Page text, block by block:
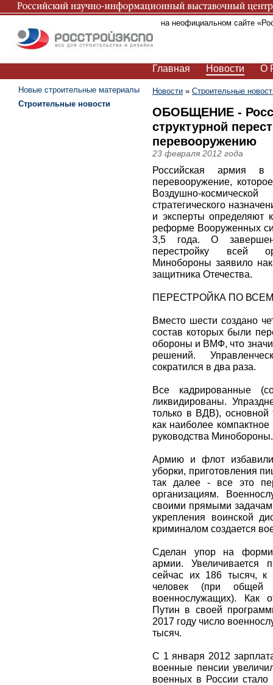
Вы находитесь на неофициальном сайте
Главная Новости О
Новости » Строительные
ОБОБЩЕНИЕ -
структурной
перевооружению
23 февраля 2012 года
Российская армия в
перевооружение,
Воздушно-
стратегического
и эксперты определяют
реформе Вооруженных
3,5 года. О
перестройку всей
Минобороны заявило
защитника Отечества.
ПЕРЕСТРОЙКА ПО
Вместо шести создано
состав которых были
обороны и ВМФ, что
решений.
сократился в два раза.
Все кадрированные
ликвидированы.
только в ВДВ), основной
как наиболее
руководства Минобороны.
Армию и флот
уборки, приготовления
так далее - все это
организациям.
своими прямыми
укрепления воинской
криминалом создается
Сделан упор на
армии. Увеличивается
сейчас их 186 тысяч, к
человек (при общей
военнослужащих). Как
Путин в своей
2017 году число
тысяч.
С 1 января 2012
военные пенсии
военных в России
Новые строительные материалы
Строительные новости